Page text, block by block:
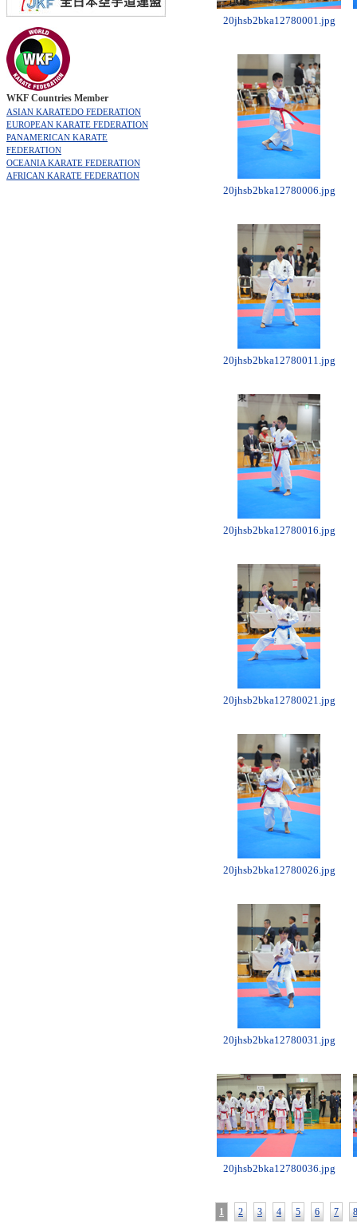
WKF Countries Member
ASIAN KARATEDO FEDERATION
EUROPEAN KARATE FEDERATION
PANAMERICAN KARATE
FEDERATION
OCEANIA KARATE FEDERATION
AFRICAN KARATE FEDERATION
20jhsb2bka12780001.jpg
20jhsb2bka12780006.jpg
20jhsb2bka12780011.jpg
20jhsb2bka12780016.jpg
20jhsb2bka12780021.jpg
20jhsb2bka12780026.jpg
20jhsb2bka12780031.jpg
20jhsb2bka12780036.jpg
1 2 3 4 5 6 7 8